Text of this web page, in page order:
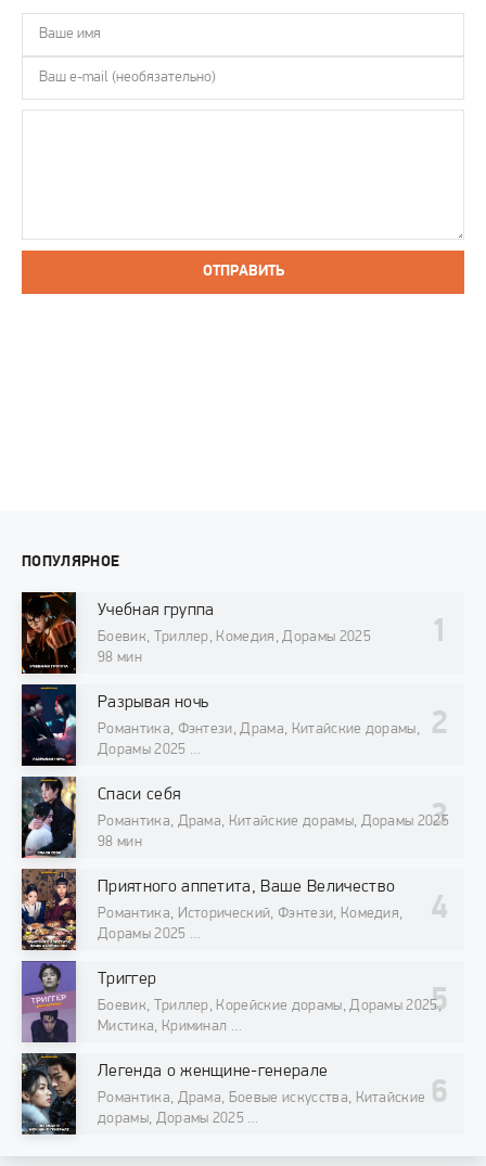
ОТПРАВИТЬ
ПОПУЛЯРНОЕ
Учебная группа
Боевик, Триллер, Комедия, Дорамы 2025
98 мин
Разрывая ночь
Романтика, Фэнтези, Драма, Китайские дорамы,
Дорамы 2025
Спаси себя
Романтика, Драма, Китайские дорамы, Дорамы 2025
98 мин
Приятного аппетита, Ваше Величество
Романтика, Исторический, Фэнтези, Комедия,
Дорамы 2025
Триггер
Боевик, Триллер, Корейские дорамы, Дорамы 2025,
Мистика, Криминал
Легенда о женщине-генерале
Романтика, Драма, Боевые искусства, Китайские
дорамы, Дорамы 2025